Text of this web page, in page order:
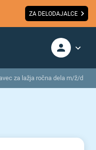
ZA DELODAJALCE
za lažja ročna dela m/ž/d